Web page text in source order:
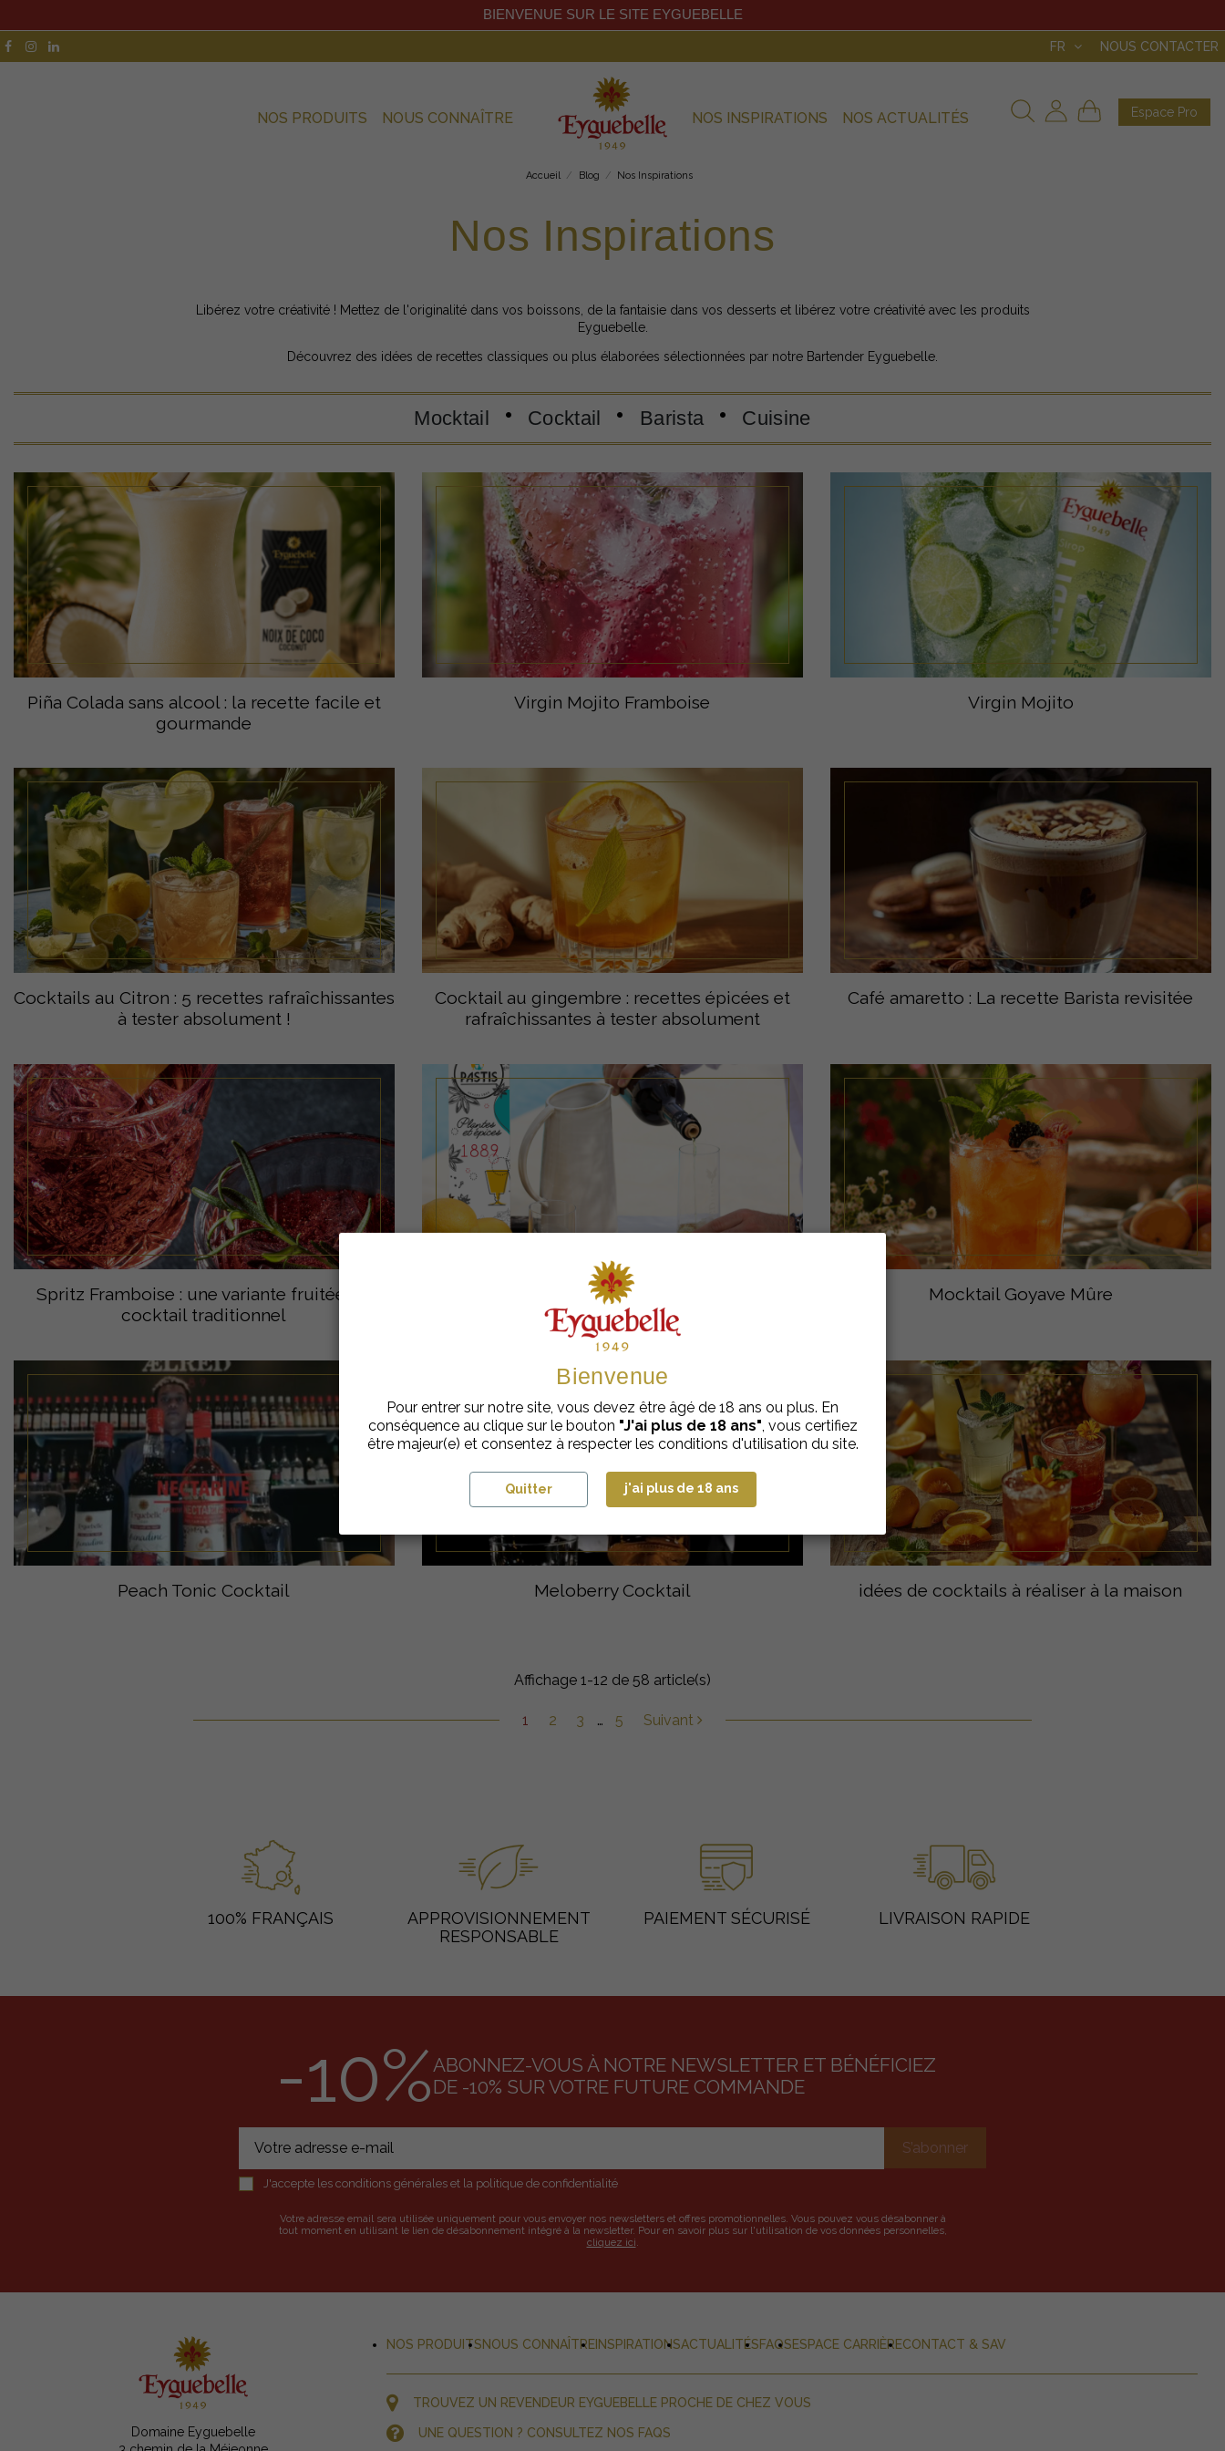
FR NOUS CONTACTER
Espace Pro
NOS PRODUITS NOUS CONNAÎTRE NOS INSPIRATIONS NOS ACTUALITÉS
BIENVENUE SUR LE SITE EYGUEBELLE
Accueil Blog Nos Inspirations
Nos Inspirations
Libérez votre créativité ! Mettez de l'originalité dans vos boissons, de la fantaisie dans vos desserts et libérez votre créativité avec les produits
Eyguebelle.
Découvrez des idées de recettes classiques ou plus élaborées sélectionnées par notre Bartender Eyguebelle.
Mocktail Cocktail Barista Cuisine
Piña Colada sans alcool : la recette facile et
gourmande
Virgin Mojito Framboise Virgin Mojito
Cocktails au Citron : 5 recettes rafraîchissantes
à tester absolument !
Cocktail au gingembre : recettes épicées et
rafraîchissantes à tester absolument
Café amaretto : La recette Barista revisitée
Spritz Framboise : une variante fruitée du
cocktail traditionnel
Le cocktail Pastis Grenadine : l'autre nom de la
Tomate
Mocktail Goyave Mûre
Peach Tonic Cocktail Meloberry Cocktail idées de cocktails à réaliser à la maison
Affichage 1-12 de 58 article(s)
1 2 3 … 5 Suivant
100% FRANÇAIS
APPROVISIONNEMENT
RESPONSABLE
PAIEMENT SÉCURISÉ LIVRAISON RAPIDE
-10%ABONNEZ-VOUS À NOTRE NEWSLETTER ET BÉNÉFICIEZ
DE -10% SUR VOTRE FUTURE COMMANDE
J'accepte les conditions générales et la politique de confidentialité
Votre adresse email sera utilisée uniquement pour vous envoyer nos newsletters et offres promotionnelles. Vous pouvez vous désabonner à
tout moment en utilisant le lien de désabonnement intégré à la newsletter. Pour en savoir plus sur l'utilisation de vos données personnelles,
cliquez ici.
Domaine Eyguebelle
NOS PRODUITSNOUS CONNAÎTRE INSPIRATIONSACTUALITÉSFAQSESPACE CARRIÈRECONTACT & SAV
TROUVEZ UN REVENDEUR EYGUEBELLE PROCHE DE CHEZ VOUS
UNE QUESTION ? CONSULTEZ NOS FAQS
Bienvenue
Pour entrer sur notre site, vous devez être âgé de 18 ans ou plus. En
conséquence au clique sur le bouton "J'ai plus de 18 ans", vous certifiez
être majeur(e) et consentez à respecter les conditions d'utilisation du site.
Quitter j'ai plus de 18 ans